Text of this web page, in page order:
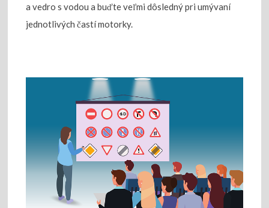
a vedro s vodou a buďte veľmi dôsledný pri umývaní
jednotlivých častí motorky.